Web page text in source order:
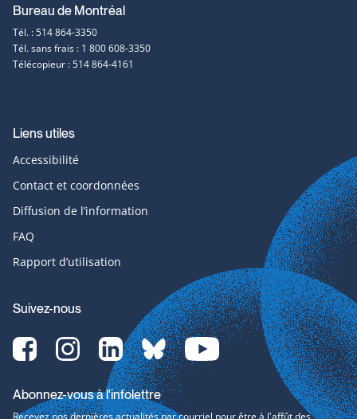
Bureau de Montréal
Tél. : 514 864-3350
Tél. sans frais : 1 800 608-3350
Télécopieur : 514 864-4161
Liens utiles
Accessibilité
Contact et coordonnées
Diffusion de l’information
FAQ
Rapport d’utilisation
Suivez-nous
Facebook-
svg
Instagram-
svg
LinkedIn-
svg
bluesky-
svg
YouTube-
svg
Abonnez-vous à l'infolettre
Recevez nos dernières actualités par courriel pour être à l'affût des